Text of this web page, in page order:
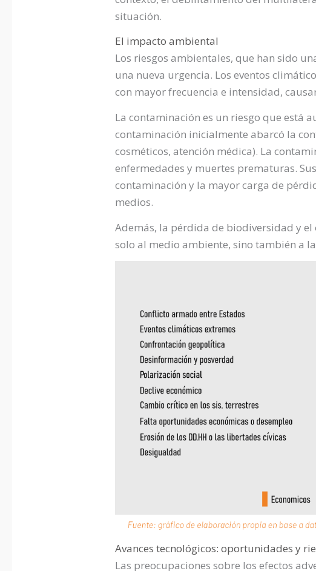
situación.
El impacto ambiental
Los riesgos ambientales, que han sido
una nueva urgencia. Los eventos
con mayor frecuencia e intensidad,
La contaminación es un riesgo que está
contaminación inicialmente abarcó la
cosméticos, atención médica). La
enfermedades y muertes prematuras.
contaminación y la mayor carga de
medios.
Además, la pérdida de biodiversidad y el
solo al medio ambiente, sino también a
Avances tecnológicos: oportunidades y
Las preocupaciones sobre los efectos